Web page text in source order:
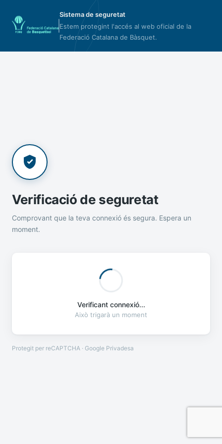
Sistema de seguretat
Estem protegint l'accés al web oficial de la
Federació Catalana de Bàsquet.
Verificació de seguretat
Comprovant que la teva connexió és segura. Espera un
moment.
Verificant connexió...
Això trigarà un moment
Protegit per reCAPTCHA · Google Privadesa